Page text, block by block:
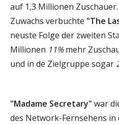
auf 1,3 Millionen
Zuwachs verbuchte "The
neuste Folge der zweiten
Millionen 11%mehr
und in de Zielgruppe sogar
"Madame Secretary" war
des Network-Fernsehens in